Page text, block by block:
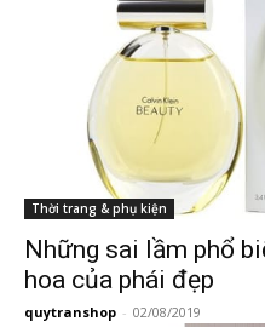
Thời trang & phụ kiện
Những sai lầm phổ
hoa của phái đẹp
quytranshop - 02/08/2019